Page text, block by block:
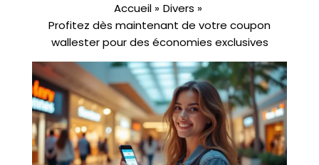
Accueil
Divers
Profitez dès maintenant de votre coupon
wallester pour des économies exclusives